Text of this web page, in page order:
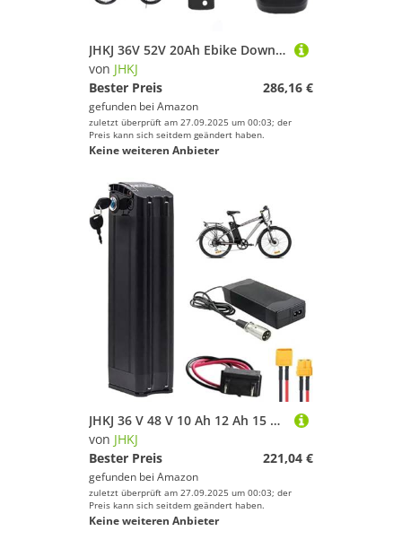
JHKJ 36V 52V 20Ah Ebike Downtube Lithium Li-Ionen-Akku 48V 16Ah 20Ah Elektrofahrradakku mit Ladegerät für 0-1200W Mountainbike-Motor,Anderson,52V 18Ah
von JHKJ
Bester Preis
286,16 €
gefunden bei Amazon
zuletzt überprüft am 27.09.2025 um 00:03; der
Preis kann sich seitdem geändert haben.
Keine weiteren Anbieter
JHKJ 36 V 48 V 10 Ah 12 Ah 15 Ah E-Bike-Lithiumbatterie 24 V 10 Ah 13 Ah 15 Ah Elektrofahrradbatterie mit BMS-Schutzplatine und Ladegerät für 250 W 350 W 500 W 750 W Motor,24v13ah
von JHKJ
Bester Preis
221,04 €
gefunden bei Amazon
zuletzt überprüft am 27.09.2025 um 00:03; der
Preis kann sich seitdem geändert haben.
Keine weiteren Anbieter